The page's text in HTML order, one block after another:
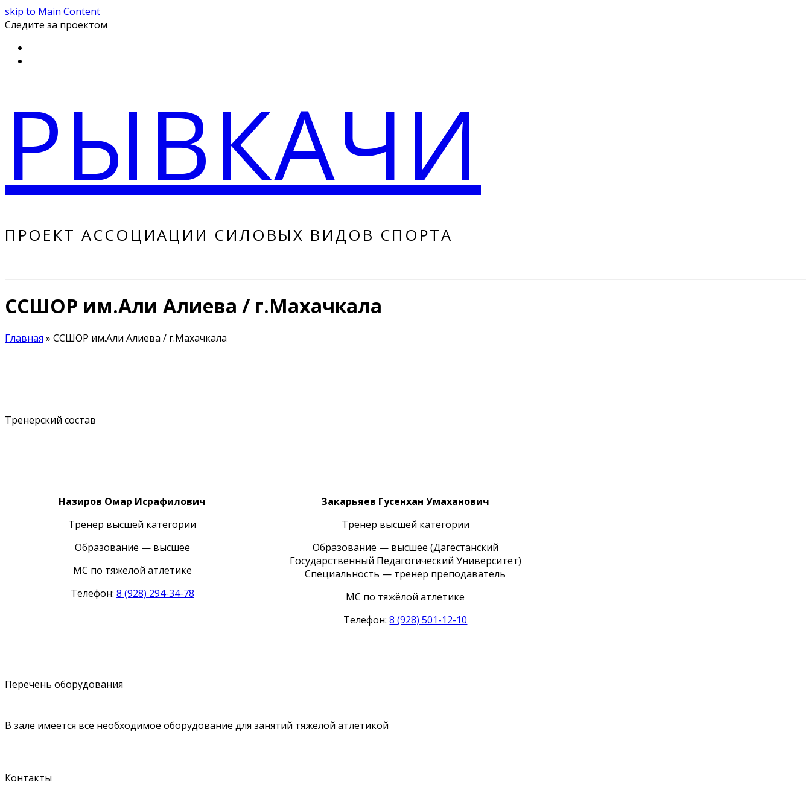
skip to Main Content
Следите за проектом
РЫВКАЧИ
ПРОЕКТ АССОЦИАЦИИ СИЛОВЫХ ВИДОВ СПОРТА
ССШОР им.Али Алиева / г.Махачкала
Главная » ССШОР им.Али Алиева / г.Махачкала
Тренерский состав
Назиров Омар Исрафилович
Тренер высшей категории
Образование — высшее
МС по тяжёлой атлетике
Телефон: 8 (928) 294-34-78
Закарьяев Гусенхан Умаханович
Тренер высшей категории
Образование — высшее (Дагестанский
Государственный Педагогический Университет)
Специальность — тренер преподаватель
МС по тяжёлой атлетике
Телефон:8 (928) 501-12-10
Перечень оборудования
В зале имеется всё необходимое оборудование для занятий тяжёлой атлетикой
Контакты